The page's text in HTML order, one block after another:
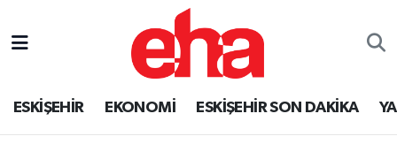
ESKİŞEHİR EKONOMİ ESKİŞEHİR SON DAKİKA